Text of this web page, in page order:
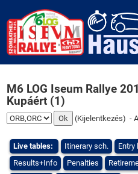
M6 LOG Iseum Rallye
Kupáért (1)
(Kijelentkezés) -
Live tables: Itinerary sch. Entry
Results+Info
Penalties